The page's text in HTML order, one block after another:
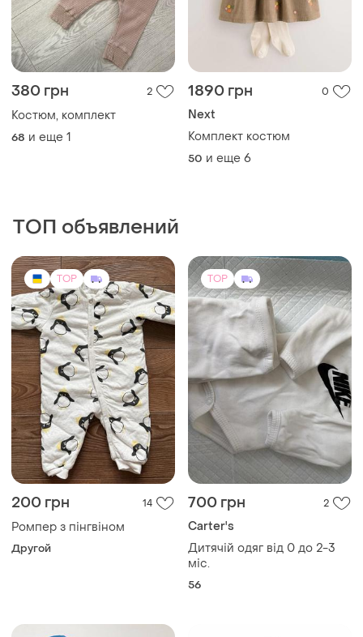
380 грн 2
Костюм, комплект
68 и еще 1
1890 грн 0
Next
Комплект костюм
50 и еще 6
ТОП объявлений
TOP
200 грн 14
Ромпер з пінгвіном
Другой
TOP
700 грн 2
Carter's
Дитячій одяг від 0 до 2-3
міс.
56